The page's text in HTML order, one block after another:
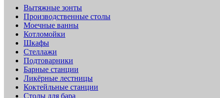
Вытяжные зонты
Производственные столы
Моечные ванны
Котломойки
Шкафы
Стеллажи
Подтоварники
Барные станции
Ликёрные лестницы
Коктейльные станции
Столы для бара